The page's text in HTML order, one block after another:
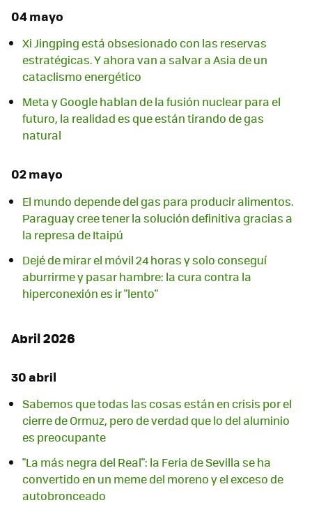
04 mayo
Xi Jingping está obsesionado con las reservas
estratégicas. Y ahora van a salvar a Asia de un
cataclismo energético
Meta y Google hablan de la fusión nuclear para el
futuro, la realidad es que están tirando de gas
natural
02 mayo
El mundo depende del gas para producir alimentos.
Paraguay cree tener la solución definitiva gracias a
la represa de Itaipú
Dejé de mirar el móvil 24 horas y solo conseguí
aburrirme y pasar hambre: la cura contra la
hiperconexión es ir "lento"
Abril 2026
30 abril
Sabemos que todas las cosas están en crisis por el
cierre de Ormuz, pero de verdad que lo del aluminio
es preocupante
"La más negra del Real": la Feria de Sevilla se ha
convertido en un meme del moreno y el exceso de
autobronceado